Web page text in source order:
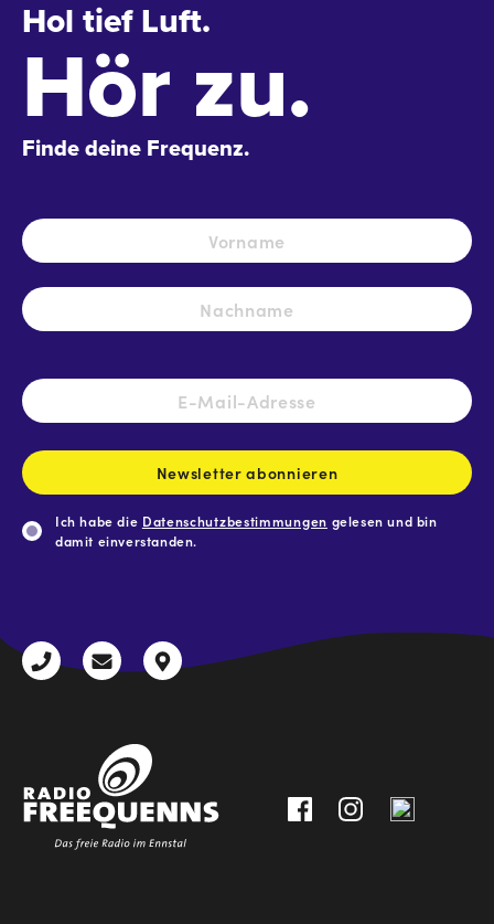
Hol tief Luft.
Hör zu.
Finde deine Frequenz.
Name *
E-
Mail-
Newsletter abonnieren
Ich habe die Datenschutzbestimmungen gelesen und bin
damit einverstanden.
+43
radio@freequenns.at
Kulturhausstraße